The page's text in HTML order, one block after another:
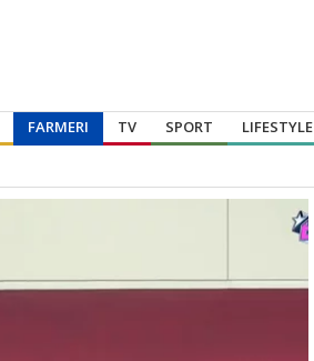
FARMERI TV SPORT LIFESTYLE